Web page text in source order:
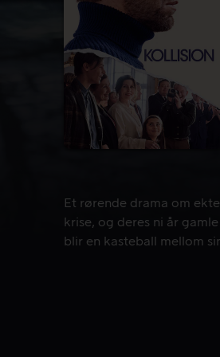
Et rørende drama om
Et rørende drama om
krise, og deres ni år
blir en kasteball mellom